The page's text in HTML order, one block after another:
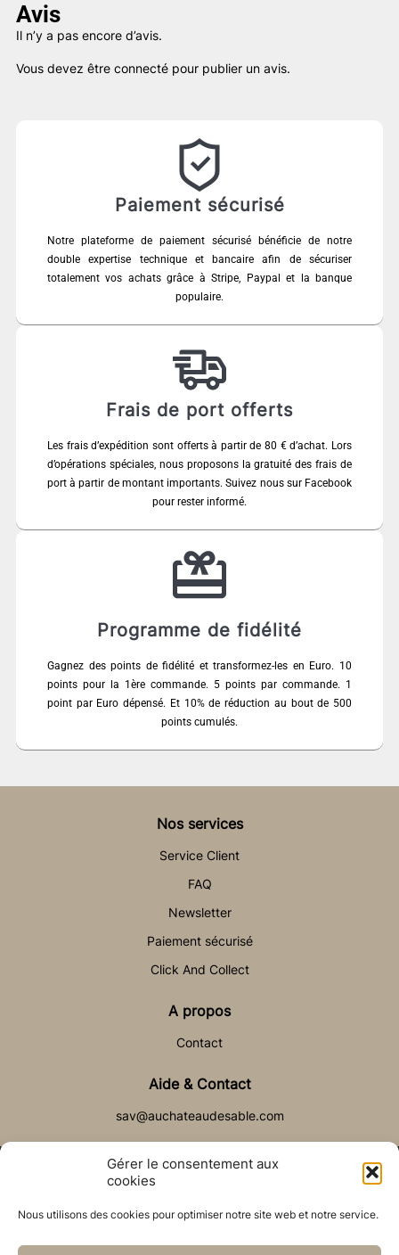
Gérer le consentement aux
cookies
Nous utilisons des cookies pour optimiser notre site web et notre service.
Avis
Il n’y a pas encore d’avis.
Vous devez être connecté pour publier un avis.
Paiement sécurisé
Notre plateforme de paiement sécurisé bénéficie de notre
double expertise technique et bancaire afin de sécuriser
totalement vos achats grâce à Stripe, Paypal et la banque
populaire.
Frais de port offerts
Les frais d’expédition sont offerts à partir de 80 € d’achat. Lors
d’opérations spéciales, nous proposons la gratuité des frais de
port à partir de montant importants. Suivez nous sur Facebook
pour rester informé.
Programme de fidélité
Gagnez des points de fidélité et transformez-les en Euro. 10
points pour la 1ère commande. 5 points par commande. 1
point par Euro dépensé. Et 10% de réduction au bout de 500
points cumulés.
Nos services
Service Client
FAQ
Newsletter
Paiement sécurisé
Click And Collect
A propos
Contact
Aide & Contact
sav@auchateaudesable.com
CGV
Réalisé par l’agence web : PixelsAgency.fr